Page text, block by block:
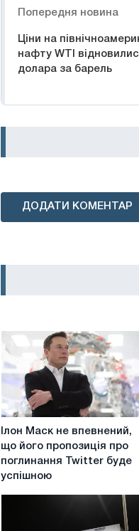
Попередня новина
Ціни на
нафту WTI
долара за барель
ДОДАТИ КОМЕНТАР
Ілон
Маск
не
впевнений,
що
Ілон Маск не впевнений,
що його пропозиція про
поглинання Twitter буде
успішною